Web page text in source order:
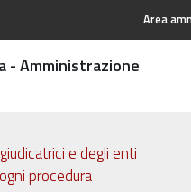
Area
- Amministrazione
e degli enti
procedura